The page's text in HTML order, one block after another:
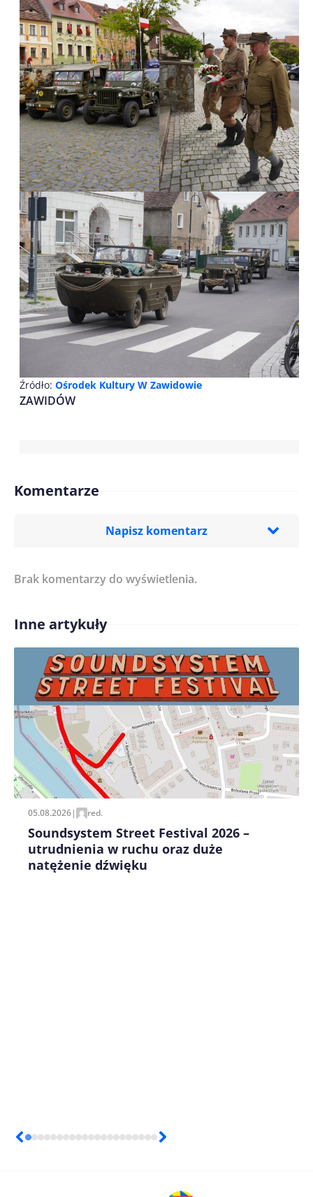
Źródło: Ośrodek Kultury W Zawidowie
ZAWIDÓW
Komentarze
Napisz komentarz
Treść komentarza*
Imię/ Nick*
Zapamiętaj moje dane w tej przeglądarce podczas
pisania kolejnych komentarzy.
Brak komentarzy do wyświetlenia.
Inne artykuły
05.08.2026| red.
Soundsystem Street Festival 2026 –
utrudnienia w ruchu oraz duże
natężenie dźwięku